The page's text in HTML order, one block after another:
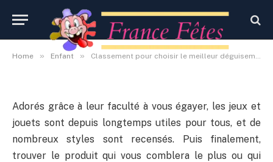
Home » Enfant » Classement pour choisir le meilleur déguisement chevalier enfant
By Administrateur
23 septembre 2020
Aucun commentaire
Adorés grâce à leur faculté à vous égayer, les jeux et
jouets sont depuis longtemps utiles pour tous, et de
nombreux styles sont recensés. Puis finalement,
trouver le produit qui vous comblera le plus ou qui